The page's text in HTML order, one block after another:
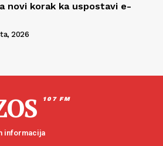
novi korak ka uspostavi e-
2026
107 FM
informacija